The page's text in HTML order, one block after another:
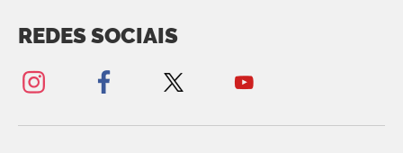
REDES SOCIAIS